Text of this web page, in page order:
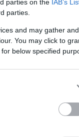
parties on the IAB’s
parties.
and may gather
You may click to
below specified
Ακολουθούν μερικά